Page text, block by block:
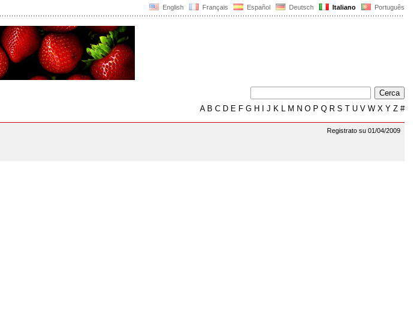
English Français Español Deutsch Italiano Português
AB C D E F G H J K L M N O P Q R S T U V W X Y Z #
Registrato su 01/04/2009